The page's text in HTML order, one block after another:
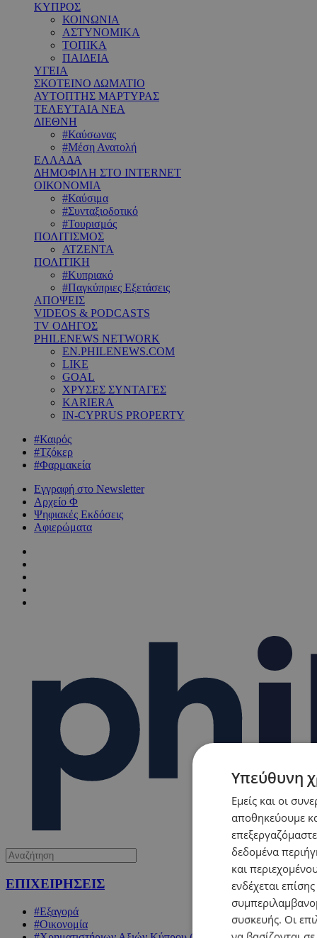
ΚΥΠΡΟΣ
ΚΟΙΝΩΝΙΑ
ΑΣΤΥΝΟΜΙΚΑ
ΤΟΠΙΚΑ
ΠΑΙΔΕΙΑ
ΥΓΕΙΑ
ΣΚΟΤΕΙΝΟ ΔΩΜΑΤΙΟ
ΑΥΤΟΠΤΗΣ ΜΑΡΤΥΡΑΣ
ΤΕΛΕΥΤΑΙΑ ΝΕΑ
ΔΙΕΘΝΗ
#Καύσωνας
#Μέση Ανατολή
ΕΛΛΑΔΑ
ΔΗΜΟΦΙΛΗ ΣΤΟ INTERNET
ΟΙΚΟΝΟΜΙΑ
#Καύσιμα
#Συνταξιοδοτικό
#Τουρισμός
ΠΟΛΙΤΙΣΜΟΣ
ΑΤΖΕΝΤΑ
ΠΟΛΙΤΙΚΗ
#Κυπριακό
#Παγκύπριες Εξετάσεις
ΑΠΟΨΕΙΣ
VIDEOS & PODCASTS
TV ΟΔΗΓΟΣ
PHILENEWS NETWORK
EN.PHILENEWS.COM
LIKE
GOAL
ΧΡΥΣΕΣ ΣΥΝΤΑΓΕΣ
KARIERA
IN-CYPRUS PROPERTY
#Καιρός
#Τζόκερ
#Φαρμακεία
Εγγραφή στο Newsletter
Αρχείο Φ
Ψηφιακές Εκδόσεις
Αφιερώματα
ΕΠΙΧΕΙΡΗΣΕΙΣ
#Εξαγορά
#Οικονομία
Υπεύθυνη
Εμείς και οι
αποθηκεύουμε
δεδομένα
και
ενδέχεται
συσκευής. Οι